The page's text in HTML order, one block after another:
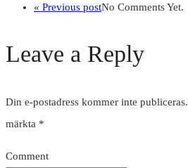
« Previous postNo Comments Yet.
Leave a Reply
Din e-postadress kommer inte publiceras.
märkta *
Comment